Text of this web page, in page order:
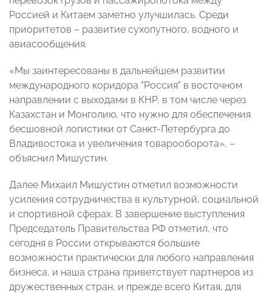
Россией и Китаем заметно улучшилась. Среди
приоритетов – развитие сухопутного, водного и
авиасообщения.
«Мы заинтересованы в дальнейшем развитии
международного коридора "Россия" в восточном
направлении с выходами в КНР, в том числе через
Казахстан и Монголию, что нужно для обеспечения
бесшовной логистики от Санкт-Петербурга до
Владивостока и увеличения товарооборота», –
объяснил Мишустин.
Далее Михаил Мишустин отметил возможности
усиления сотрудничества в культурной, социальной
и спортивной сферах. В завершение выступления
Председатель Правительства РФ отметил, что
сегодня в России открываются большие
возможности практически для любого направления
бизнеса, и наша страна приветствует партнеров из
дружественных стран, и прежде всего Китая, для